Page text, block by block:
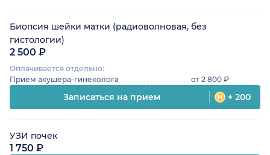
Биопсия шейки матки (радиоволновая, без
гистологии)
2 500 ₽
Оплачивается отдельно:
Прием акушера-гинеколога
от 2 800 ₽
Записаться на прием + 200
УЗИ почек
1 750 ₽